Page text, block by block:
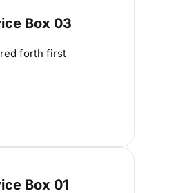
Box 03
forth first
Box 01